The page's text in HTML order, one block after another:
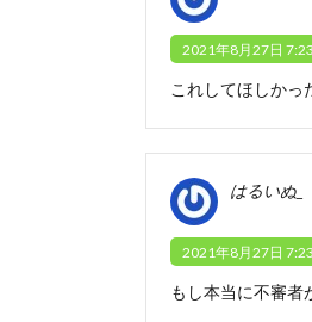
2021年8月27日
これしてほしかっ
はるいぬ_
2021年8月27日
もし本当に不審